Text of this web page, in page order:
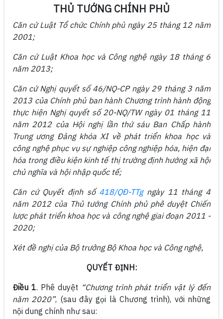
THỦ TƯỚNG CHÍNH PHỦ
Căn cứ Luật Tổ chức Chính phủ ngày 25 tháng 12 năm
2001;
Căn cứ Luật Khoa học và Công nghệ ngày 18 tháng 6
năm 2013;
Căn cứ Nghị quyết số 46/NQ-CP ngày 29 tháng 3 năm
2013 của Chính phủ ban hành Chương trình hành động
thực hiện Nghị quyết số 20-NQ/TW ngày 01 tháng 11
năm 2012 của Hội nghị lần thứ sáu Ban Chấp hành
Trung ương Đảng khóa XI về phát triển khoa học và
công nghệ phục vụ sự nghiệp công nghiệp hóa, hiện đại
hóa trong điều kiện kinh tế thị trường định hướng xã hội
chủ nghĩa và hội nhập quốc tế;
Căn cứ Quyết định số 418/QĐ-TTgngày 11 tháng 4
năm 2012 của Thủ tướng Chính phủ phê duyệt Chiến
lược phát triển khoa học và công nghệ giai đoạn 2011 -
2020;
Xét đề nghị của Bộ trưởng Bộ Khoa học và Công nghệ,
QUYẾT ĐỊNH:
Điều 1. Phê duyệt “Chương trình phát triển vật lý đến
năm 2020”, (sau đây gọi là Chương trình), với những
nội dung chính như sau: